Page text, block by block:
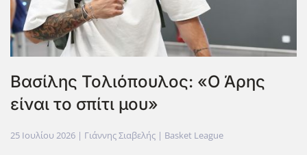
Βασίλης Τολιόπουλος: «Ο Άρης
είναι το σπίτι μου»
25 Ιουλίου 2026 | Γιάννης Σιαβελής | Basket League